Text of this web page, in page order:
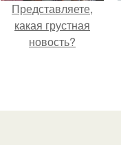
Представляете,
какая грустная
новость?